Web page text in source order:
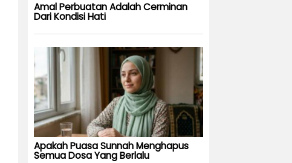
Amal Perbuatan Adalah Cerminan
Dari Kondisi Hati
Apakah Puasa Sunnah Menghapus
Semua Dosa Yang Berlalu